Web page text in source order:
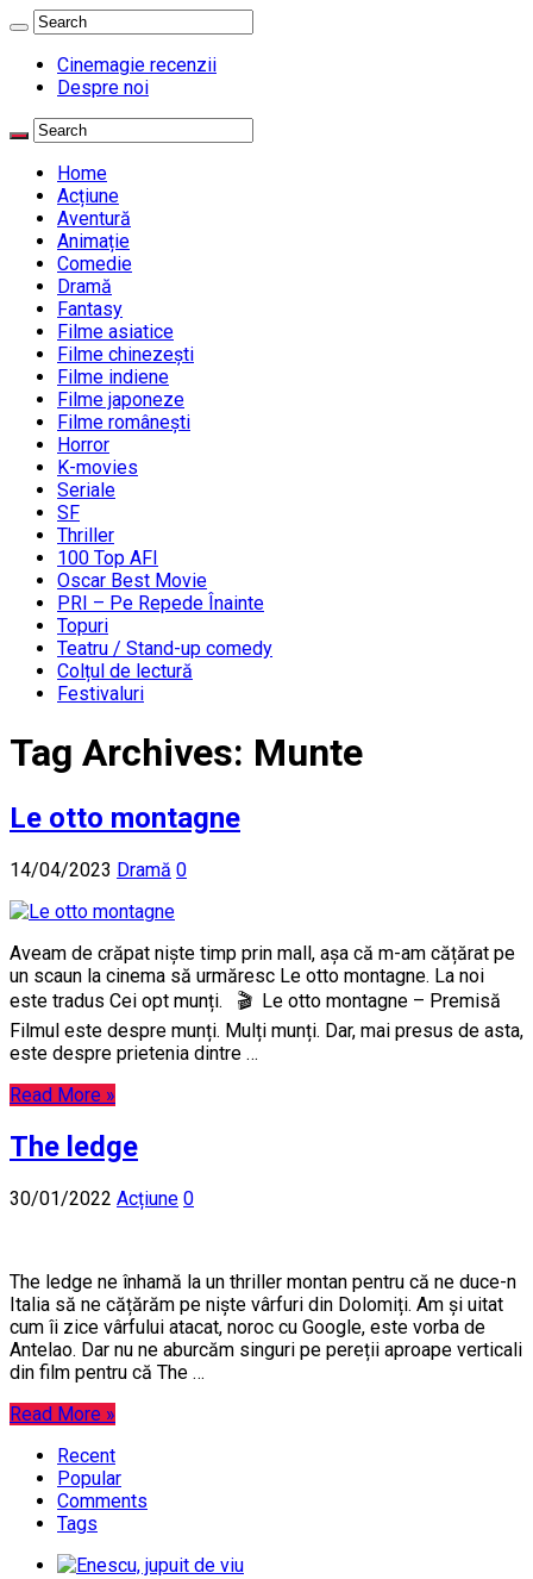
Cinemagie recenzii
Despre noi
Home
Acțiune
Aventură
Animație
Comedie
Dramă
Fantasy
Filme asiatice
Filme chinezești
Filme indiene
Filme japoneze
Filme românești
Horror
K-movies
Seriale
SF
Thriller
100 Top AFI
Oscar Best Movie
PRI – Pe Repede Înainte
Topuri
Teatru / Stand-up comedy
Colțul de lectură
Festivaluri
Tag Archives: Munte
Le otto montagne
14/04/2023 Dramă 0
Aveam de crăpat niște timp prin mall, așa că m-am cățărat pe
un scaun la cinema să urmăresc Le otto montagne. La noi
este tradus Cei opt munți. 🎬 Le otto montagne – Premisă
Filmul este despre munți. Mulți munți. Dar, mai presus de asta,
este despre prietenia dintre …
Read More »
The ledge
30/01/2022 Acțiune 0
The ledge ne înhamă la un thriller montan pentru că ne duce-n
Italia să ne cățărăm pe niște vârfuri din Dolomiți. Am și uitat
cum îi zice vârfului atacat, noroc cu Google, este vorba de
Antelao. Dar nu ne aburcăm singuri pe pereții aproape verticali
din film pentru că The …
Read More »
Recent
Popular
Comments
Tags